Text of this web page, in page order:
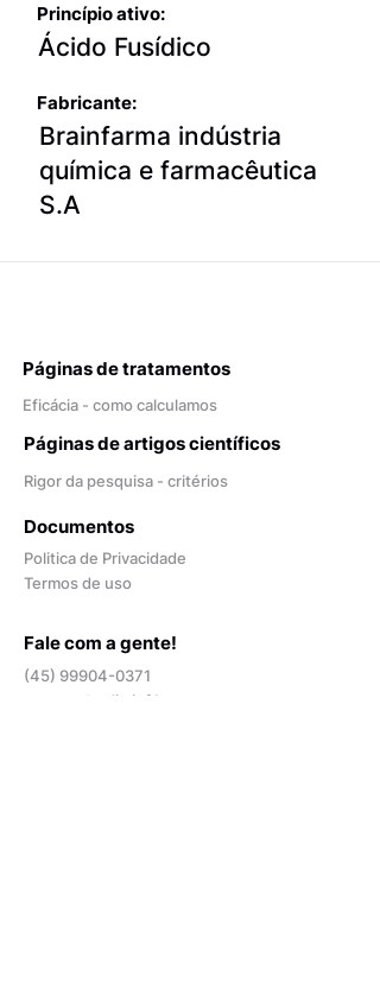
Princípio ativo:
Ácido Fusídico
Fabricante:
Brainfarma indústria
química e farmacêutica
S.A
Páginas de tratamentos
Eficácia - como calculamos
Páginas de artigos científicos
Rigor da pesquisa - critérios
Documentos
Politica de Privacidade
Termos de uso
Fale com a gente!
(45) 99904-0371
contato@telix.inf.br